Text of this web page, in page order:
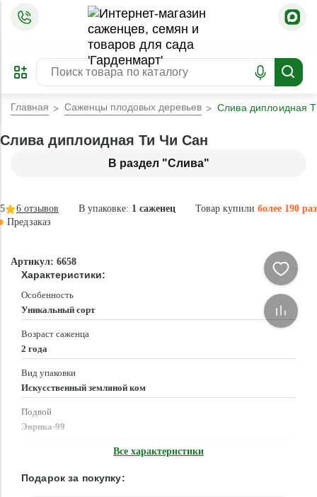
ПРЕДЗАКАЗ
ЗАБРОНИРОВАТЬ
ЛУЧШЕЕ
Главная Саженцы плодовых деревьев Слива диплоидная
В раздел "Слива"
Слива диплоидная Ти Чи Сан
В упаковке: 1 саженец Товар купили более 190 раз
5 6 отзывов
Предзаказ
Артикул: 6658
Характеристики:
Особенность
Уникальный сорт
Возраст саженца
2 года
Вид упаковки
Искусственный земляной ком
Подвой
Эврика-99
Все характеристики
Подарок за покупку: